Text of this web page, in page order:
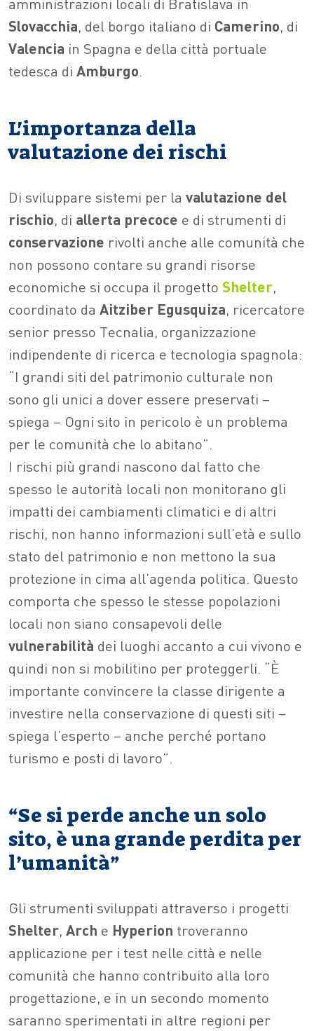
Slovacchia, del borgo italiano di Camerino, di
Valencia in Spagna e della città portuale
tedesca di Amburgo.
L'importanza della
valutazione dei rischi
Di sviluppare sistemi per la valutazione del
rischio, di allerta precoce e di strumenti di
conservazione rivolti anche alle comunità che
non possono contare su grandi risorse
economiche si occupa il progetto Shelter,
coordinato da Aitziber Egusquiza, ricercatore
senior presso Tecnalia, organizzazione
indipendente di ricerca e tecnologia spagnola:
“I grandi siti del patrimonio culturale non
sono gli unici a dover essere preservati –
spiega – Ogni sito in pericolo è un problema
per le comunità che lo abitano”.
I rischi più grandi nascono dal fatto che
spesso le autorità locali non monitorano gli
impatti dei cambiamenti climatici e di altri
rischi, non hanno informazioni sull’età e sullo
stato del patrimonio e non mettono la sua
protezione in cima all’agenda politica. Questo
comporta che spesso le stesse popolazioni
locali non siano consapevoli delle
vulnerabilità dei luoghi accanto a cui vivono e
quindi non si mobilitino per proteggerli. “È
importante convincere la classe dirigente a
investire nella conservazione di questi siti –
spiega l’esperto – anche perché portano
turismo e posti di lavoro”.
“Se si perde anche un solo
sito, è una grande perdita per
l’umanità”
Gli strumenti sviluppati attraverso i progetti
Shelter, Arch e Hyperion troveranno
applicazione per i test nelle città e nelle
comunità che hanno contribuito alla loro
progettazione, e in un secondo momento
saranno sperimentati in altre regioni per